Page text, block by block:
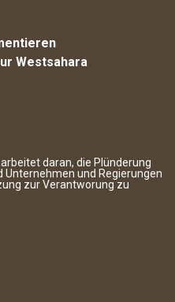
Westsahara
daran, die Plünderung
und Regierungen
zur Verantworung zu